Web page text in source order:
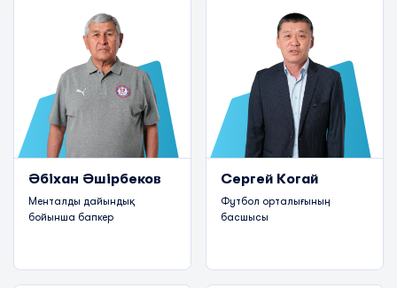
Әбіхан Әшірбеков
Менталды дайындық
бойынша бапкер
Сергей Когай
Футбол орталығының
басшысы